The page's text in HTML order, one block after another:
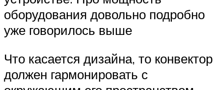
оборудования довольно подробно
уже говорилось выше
Что касается дизайна, то конвектор
должен гармонировать с